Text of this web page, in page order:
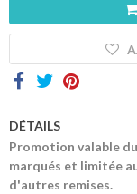
DÉTAILS
Promotion valable
marqués et limitée
d'autres remises.